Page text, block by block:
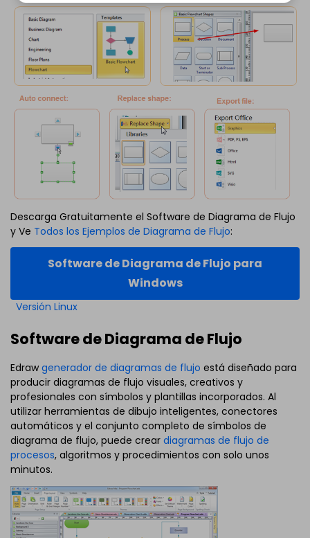
Descarga Gratuitamente el Software de Diagrama de Flujo
y Ve Todos los Ejemplos de Diagrama de Flujo:
Software de Diagrama de Flujo para
Windows
Versión Linux
Software de Diagrama de Flujo
Edrawgenerador de diagramas de flujo está diseñado para
producir diagramas de flujo visuales, creativos y
profesionales con símbolos y plantillas incorporados. Al
utilizar herramientas de dibujo inteligentes, conectores
automáticos y el conjunto completo de símbolos de
diagrama de flujo, puede crear diagramas de flujo de
procesos, algoritmos y procedimientos con solo unos
minutos.